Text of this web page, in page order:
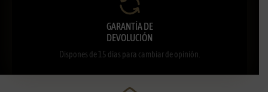
GARANTÍA DE
DEVOLUCIÓN
Dispones de 15 días para cambiar de opinión.